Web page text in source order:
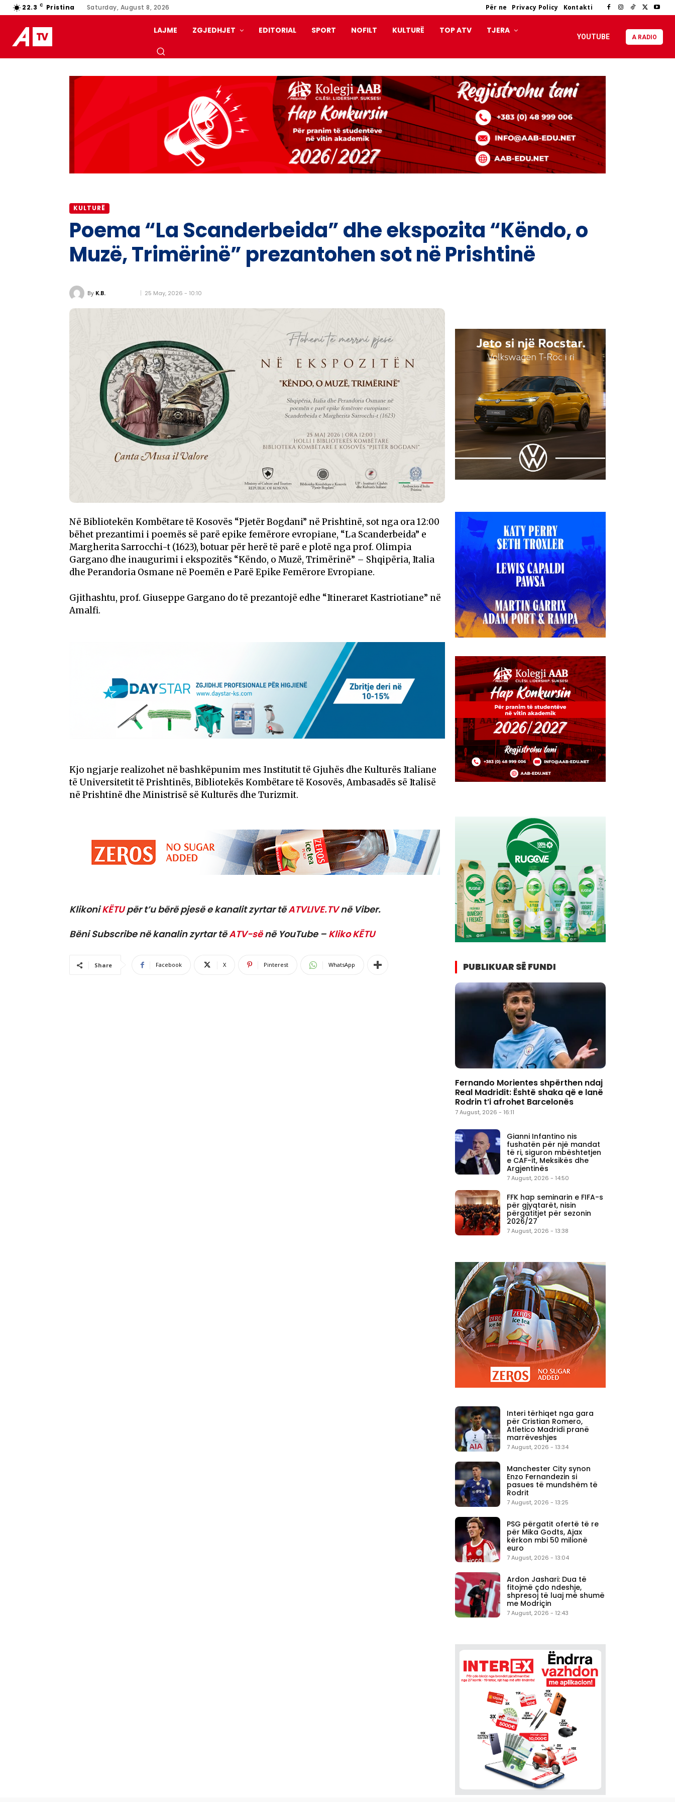
22.3 C Pristina Saturday, August 8, 2026 Për ne Privacy Policy Kontakti
LAJME ZGJEDHJET EDITORIAL SPORT NOFILT KULTURË TOP ATV TJERA
YOUTUBE A RADIO
KULTURË
Poema “La Scanderbeida” dhe ekspozita “Këndo, o
Muzë, Trimërinë” prezantohen sot në Prishtinë
By K.B. 25 May, 2026 - 10:10
Në Bibliotekën Kombëtare të Kosovës “Pjetër Bogdani” në Prishtinë, sot nga ora 12:00
bëhet prezantimi i poemës së parë epike femërore evropiane, “La Scanderbeida” e
Margherita Sarrocchi-t (1623), botuar për herë të parë e plotë nga prof. Olimpia
Gargano dhe inaugurimi i ekspozitës “Këndo, o Muzë, Trimërinë” – Shqipëria, Italia
dhe Perandoria Osmane në Poemën e Parë Epike Femërore Evropiane.
Gjithashtu, prof. Giuseppe Gargano do të prezantojë edhe “Itineraret Kastriotiane” në
Amalfi.
Kjo ngjarje realizohet në bashkëpunim mes Institutit të Gjuhës dhe Kulturës Italiane
të Universitetit të Prishtinës, Bibliotekës Kombëtare të Kosovës, Ambasadës së Italisë
në Prishtinë dhe Ministrisë së Kulturës dhe Turizmit.
KlikoniKËTUpër t’u bërë pjesë e kanalit zyrtar tëATVLIVE.TVnë Viber.
Bëni Subscribe në kanalin zyrtar tëATV-sënë YouTube – Kliko KËTU
Share Facebook X Pinterest WhatsApp PUBLIKUAR SË FUNDI
Fernando Morientes shpërthen ndaj
Real Madridit: Është shaka që e lanë
Rodrin t’i afrohet Barcelonës
7 August, 2026 - 16:11
Gianni Infantino nis
fushatën për një mandat
të ri, siguron mbështetjen
e CAF-it, Meksikës dhe
Argjentinës
7 August, 2026 - 14:50
FFK hap seminarin e FIFA-s
për gjyqtarët, nisin
përgatitjet për sezonin
2026/27
7 August, 2026 - 13:38
Interi tërhiqet nga gara
për Cristian Romero,
Atletico Madridi pranë
marrëveshjes
7 August, 2026 - 13:34
Manchester City synon
Enzo Fernandezin si
pasues të mundshëm të
Rodrit
7 August, 2026 - 13:25
PSG përgatit ofertë të re
për Mika Godts, Ajax
kërkon mbi 50 milionë
euro
7 August, 2026 - 13:04
Ardon Jashari: Dua të
fitojmë çdo ndeshje,
shpresoj të luaj më shumë
me Modriçin
7 August, 2026 - 12:43